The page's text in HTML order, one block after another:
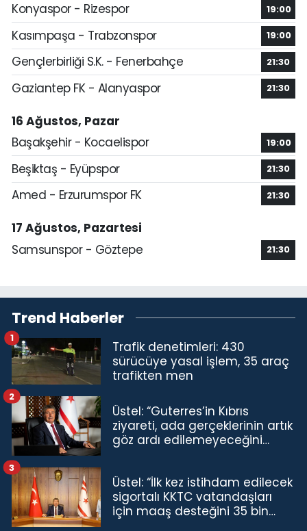
Konyaspor - Rizespor
19:00
Kasımpaşa - Trabzonspor 19:00
Gençlerbirliği S.K. - Fenerbahçe 21:30
Gaziantep FK - Alanyaspor 21:30
16 Ağustos, Pazar
Başakşehir - Kocaelispor
19:00
Beşiktaş - Eyüpspor 21:30
Amed - Erzurumspor FK 21:30
17 Ağustos, Pazartesi
Samsunspor - Göztepe
21:30
Trend Haberler
Trafik denetimleri: 430
sürücüye yasal işlem, 35 araç
trafikten men
1
Üstel: “Guterres’in Kıbrıs
ziyareti, ada gerçeklerinin artık
göz ardı edilemeyeceğini
2
Üstel: “İlk kez istihdam edilecek
sigortalı KKTC vatandaşları
için maaş desteğini 35 bin
3